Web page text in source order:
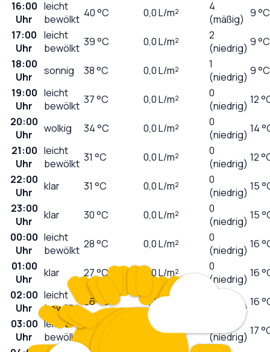
16:00
Uhr
leicht
bewölkt 40°C 0,0L/m²
4
(mäßig) 9 °C
17:00
Uhr
leicht
bewölkt 39°C 0,0L/m²
2
(niedrig) 9 °C
18:00
Uhr
sonnig 38°C 0,0L/m²
1
(niedrig) 9 °C
19:00
Uhr
leicht
bewölkt 37°C 0,0L/m²
0
(niedrig) 12
20:00
Uhr
wolkig 34°C 0,0L/m²
0
(niedrig) 14
21:00
Uhr
leicht
bewölkt 31 °C 0,0L/m²
0
(niedrig) 12
22:00
Uhr
klar 31 °C 0,0L/m²
0
(niedrig) 15
23:00
Uhr
klar 30°C 0,0L/m²
0
(niedrig) 15
00:00
Uhr
leicht
bewölkt 28°C 0,0L/m²
0
(niedrig) 16
01:00
Uhr
klar 27°C 0,0L/m²
0
(niedrig) 16
02:00
Uhr
leicht
bewölkt 26°C 0,0L/m²
(niedrig) 16
03:00
Uhr
leicht
bewölkt
26°C 0,0L/m²
(niedrig) 17